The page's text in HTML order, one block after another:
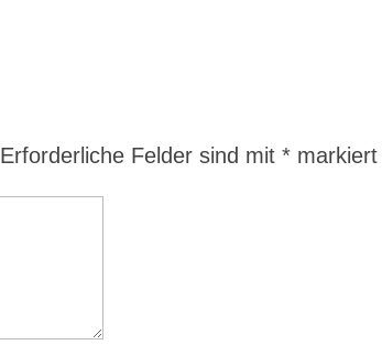
Erforderliche Felder sind mit* markiert